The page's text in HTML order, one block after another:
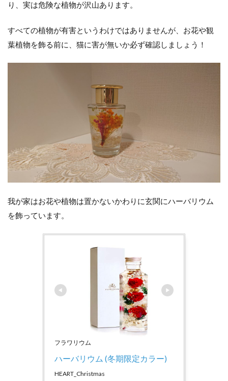
り、実は危険な植物が沢山あります。
すべての植物が有害というわけではありませんが、お花や観
葉植物を飾る前に、猫に害が無いか必ず確認しましょう！
我が家はお花や植物は置かないかわりに玄関にハーバリウム
を飾っています。
フラワリウム
ハーバリウム (冬期限定カラー)
HEART_Christmas